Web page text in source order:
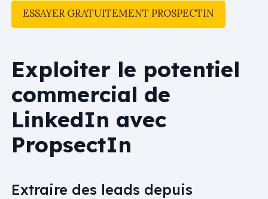
ESSAYER GRATUITEMENT PROSPECTIN
Exploiter le potentiel
commercial de
LinkedIn avec
PropsectIn
Extraire des leads depuis